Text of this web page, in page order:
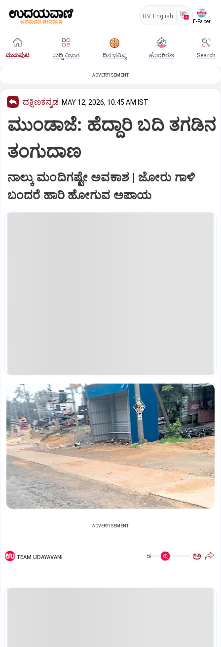
UV English
E-Paper
ಮುಖಪುಟ ಸುದ್ದಿ ವಿಭಾಗ ದಿನ ಭವಿಷ್ಯ ಹೊಂಗಿರಣ Search
ADVERTISEMENT
ದಕ್ಷಿಣಕನ್ನಡ MAY 12, 2026, 10:45 AM IST
ಮುಂಡಾಜೆ: ಹೆದ್ದಾರಿ ಬದಿ ತಗಡಿನ
ತಂಗುದಾಣ
ನಾಲ್ಕು ಮಂದಿಗಷ್ಟೇ ಅವಕಾಶ | ಜೋರು ಗಾಳಿ
ಬಂದರೆ ಹಾರಿ ಹೋಗುವ ಅಪಾಯ
ADVERTISEMENT
TEAM UDAYAVANI ಅ ಅ